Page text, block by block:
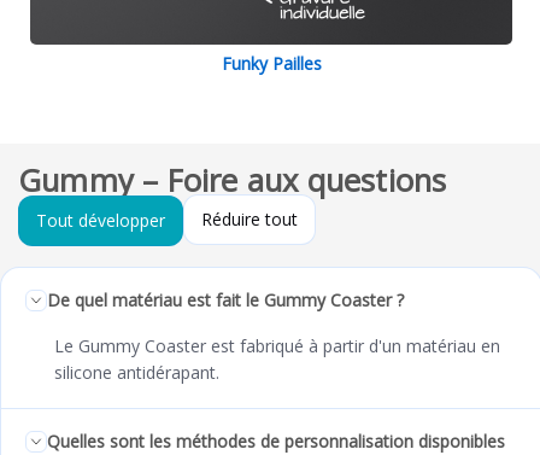
Funky Pailles
Gummy – Foire aux questions
Tout développer Réduire tout
De quel matériau est fait le Gummy Coaster ?
Le Gummy Coaster est fabriqué à partir d'un matériau en
silicone antidérapant.
Quelles sont les méthodes de personnalisation disponibles